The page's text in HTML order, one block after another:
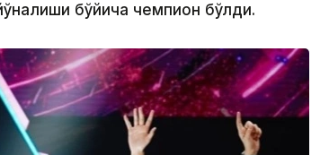
бўйича чемпион бўлди.